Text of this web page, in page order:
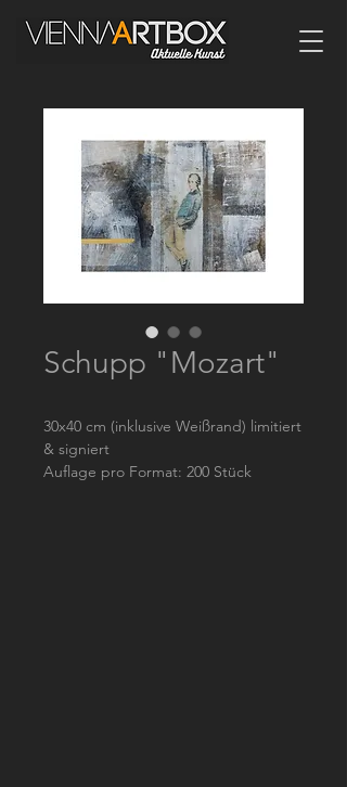
Schupp "Mozart"
30x40 cm (inklusive Weißrand) limitiert
& signiert
Auflage pro Format: 200 Stück